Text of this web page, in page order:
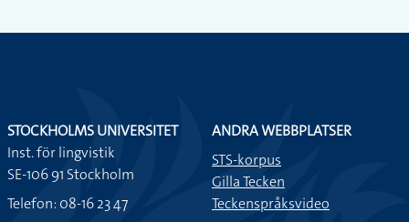
STOCKHOLMS UNIVERSITET
Inst. för lingvistik
SE-106 91 Stockholm
Telefon: 08-16 23 47
ANDRA WEBBPLATSER
STS-korpus
Gilla Tecken
Teckenspråksvideo